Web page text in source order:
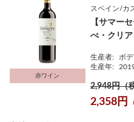
赤ワイン
スペイン/カ
【サマー
べ・クリ
生産者:
ボ
生産年:
2,948円（
2,358円